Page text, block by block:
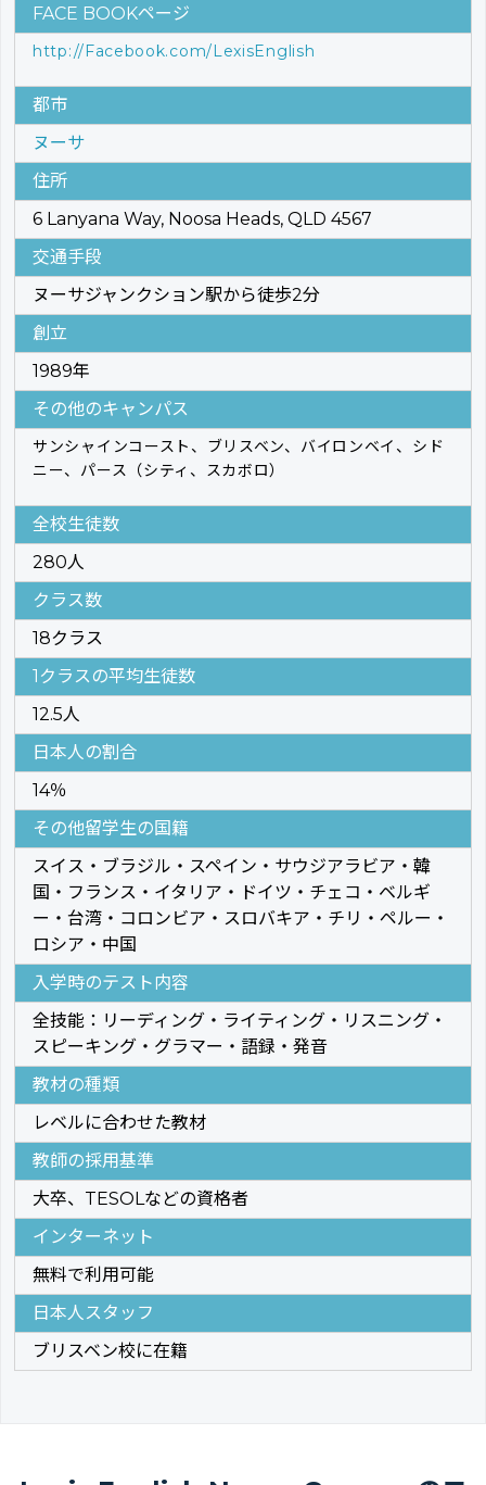
FACE BOOKページ
http://Facebook.com/LexisEnglish
都市
ヌーサ
住所
6 Lanyana Way, Noosa Heads, QLD 4567
交通手段
ヌーサジャンクション駅から徒歩2分
創立
1989年
その他のキャンパス
サンシャインコースト、ブリスベン、バイロンベイ、シド
ニー、パース（シティ、スカボロ）
全校生徒数
280人
クラス数
18クラス
1クラスの平均生徒数
12.5人
日本人の割合
14％
その他留学生の国籍
スイス・ブラジル・スペイン・サウジアラビア・韓
国・フランス・イタリア・ドイツ・チェコ・ベルギ
ー・台湾・コロンビア・スロバキア・チリ・ペルー・
ロシア・中国
入学時のテスト内容
全技能：リーディング・ライティング・リスニング・
スピーキング・グラマー・語録・発音
教材の種類
レベルに合わせた教材
教師の採用基準
大卒、TESOLなどの資格者
インターネット
無料で利用可能
日本人スタッフ
ブリスベン校に在籍